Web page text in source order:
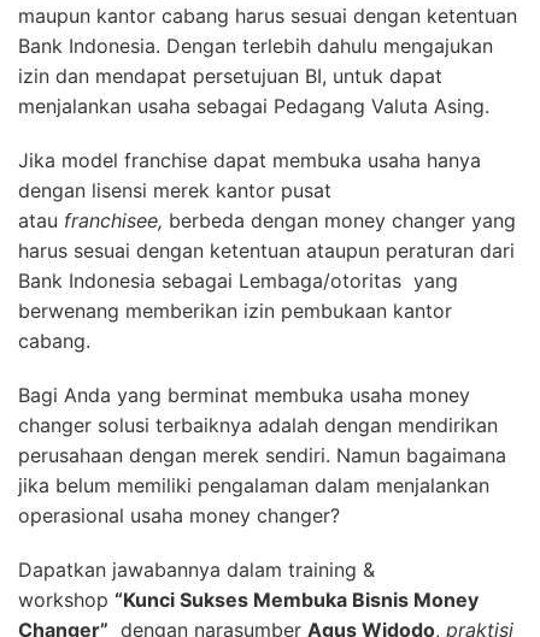
maupun kantor cabang harus sesuai dengan ketentuan
Bank Indonesia. Dengan terlebih dahulu mengajukan
izin dan mendapat persetujuan BI, untuk dapat
menjalankan usaha sebagai Pedagang Valuta Asing.
Jika model franchise dapat membuka usaha hanya
dengan lisensi merek kantor pusat
atau franchisee, berbeda dengan money changer yang
harus sesuai dengan ketentuan ataupun peraturan dari
Bank Indonesia sebagai Lembaga/otoritas yang
berwenang memberikan izin pembukaan kantor
cabang.
Bagi Anda yang berminat membuka usaha money
changer solusi terbaiknya adalah dengan mendirikan
perusahaan dengan merek sendiri. Namun bagaimana
jika belum memiliki pengalaman dalam menjalankan
operasional usaha money changer?
Dapatkan jawabannya dalam training &
workshop “Kunci Sukses Membuka Bisnis Money
Changer” dengan narasumber Agus Widodo, praktisi